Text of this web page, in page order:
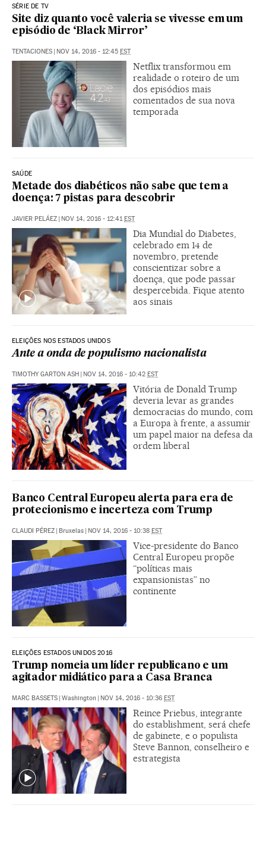
SÉRIE DE TV
Site diz quanto você valeria se vivesse em um
episódio de ‘Black Mirror’
TENTACIONES | NOV 14, 2016 - 12:45 EST
Netflix transformou em
realidade o roteiro de um
dos episódios mais
comentados de sua nova
temporada
SAÚDE
Metade dos diabéticos não sabe que tem a
doença: 7 pistas para descobrir
JAVIER PELÁEZ | NOV 14, 2016 - 12:41EST
Dia Mundial do Diabetes,
celebrado em 14 de
novembro, pretende
conscientizar sobre a
doença, que pode passar
despercebida. Fique atento
aos sinais
ELEIÇÕES NOS ESTADOS UNIDOS
Ante a onda de populismo nacionalista
TIMOTHY GARTON ASH | NOV 14, 2016 - 10:42 EST
Vitória de Donald Trump
deveria levar as grandes
democracias do mundo, com
a Europa à frente, a assumir
um papel maior na defesa da
ordem liberal
Banco Central Europeu alerta para era de
protecionismo e incerteza com Trump
CLAUDI PÉREZ | Bruxelas | NOV 14, 2016 - 10:38 EST
Vice-presidente do Banco
Central Europeu propõe
“políticas mais
expansionistas” no
continente
ELEIÇÕES ESTADOS UNIDOS 2016
Trump nomeia um líder republicano e um
agitador midiático para a Casa Branca
MARC BASSETS | Washington | NOV 14, 2016 - 10:36 EST
Reince Priebus, integrante
do establishment, será chefe
de gabinete, e o populista
Steve Bannon, conselheiro e
estrategista